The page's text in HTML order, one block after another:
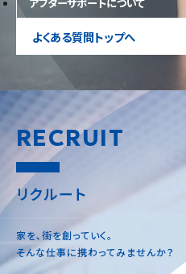
よくある質問トップへ
RECRUIT
リクルート
家を､街を創っていく。
そんな仕事に携わってみませんか？